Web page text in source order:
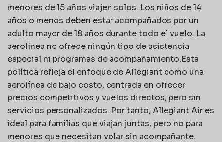
menores de 15 años viajen solos. Los niños de 14
años o menos deben estar acompañados por un
adulto mayor de 18 años durante todo el vuelo. La
aerolínea no ofrece ningún tipo de asistencia
especial ni programas de acompañamiento.Esta
política refleja el enfoque de Allegiant como una
aerolínea de bajo costo, centrada en ofrecer
precios competitivos y vuelos directos, pero sin
servicios personalizados. Por tanto, Allegiant Air es
ideal para familias que viajan juntas, pero no para
menores que necesitan volar sin acompañante.